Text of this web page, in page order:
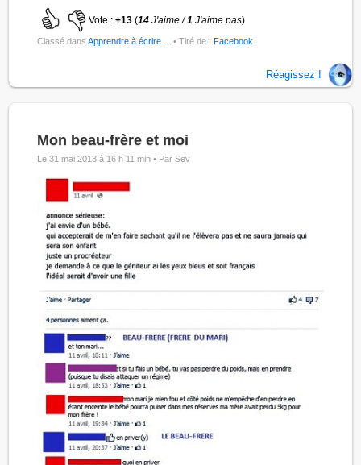
Vote :+13 (14J'aime /1 J'aime pas)
Classé dansApprendre à écrire ... • Tiré de :Facebook
Réagissez !
Mon beau-frère et moi
Le 31 mai 2013 à 16 h 11 min • Par Sev